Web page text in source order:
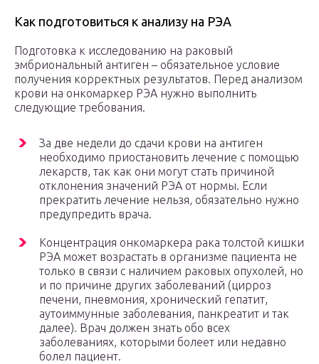
Как подготовиться к анализу на РЭА
Подготовка к исследованию на раковый
эмбриональный антиген – обязательное условие
получения корректных результатов. Перед анализом
крови на онкомаркер РЭА нужно выполнить
следующие требования.
За две недели до сдачи крови на антиген
необходимо приостановить лечение с помощью
лекарств, так как они могут стать причиной
отклонения значений РЭА от нормы. Если
прекратить лечение нельзя, обязательно нужно
предупредить врача.
Концентрация онкомаркера рака толстой кишки
РЭА может возрастать в организме пациента не
только в связи с наличием раковых опухолей, но
и по причине других заболеваний (цирроз
печени, пневмония, хронический гепатит,
аутоиммунные заболевания, панкреатит и так
далее). Врач должен знать обо всех
заболеваниях, которыми болеет или недавно
болел пациент.